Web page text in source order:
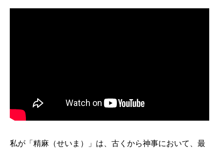
私が「精麻（せいま）」は、古くから神事において、最